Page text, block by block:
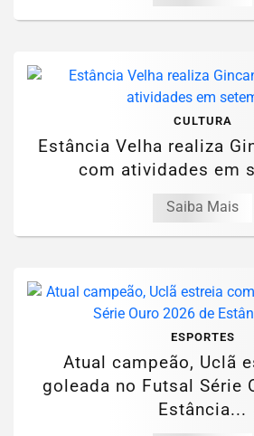
CULTURA
Estância Velha realiza
com atividades em
Saiba Mais
ESPORTES
Atual campeão, Uclã
goleada no Futsal Série
Estância...